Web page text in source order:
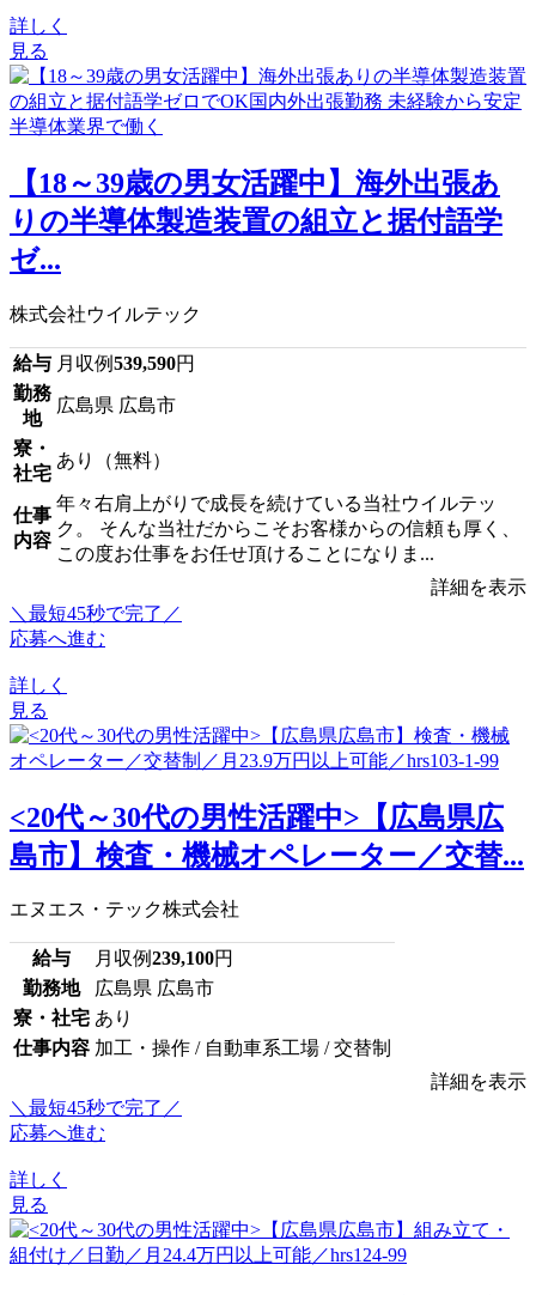
詳しく
見る
【18～39歳の男女活躍中】海外出張あ
りの半導体製造装置の組立と据付語学
ゼ...
株式会社ウイルテック
給与 月収例539,590円
勤務
地
広島県 広島市
寮・
社宅
あり（無料）
仕事
内容
年々右肩上がりで成長を続けている当社ウイルテッ
ク。 そんな当社だからこそお客様からの信頼も厚く、
この度お仕事をお任せ頂けることになりま...
詳細を表示
＼最短45秒で完了／
応募へ進む
詳しく
見る
<20代～30代の男性活躍中>【広島県広
島市】検査・機械オペレーター／交替...
エヌエス・テック株式会社
給与 月収例239,100円
勤務地
広島県 広島市
寮・社宅 あり
仕事内容 加工・操作 / 自動車系工場 / 交替制
詳細を表示
＼最短45秒で完了／
応募へ進む
詳しく
見る